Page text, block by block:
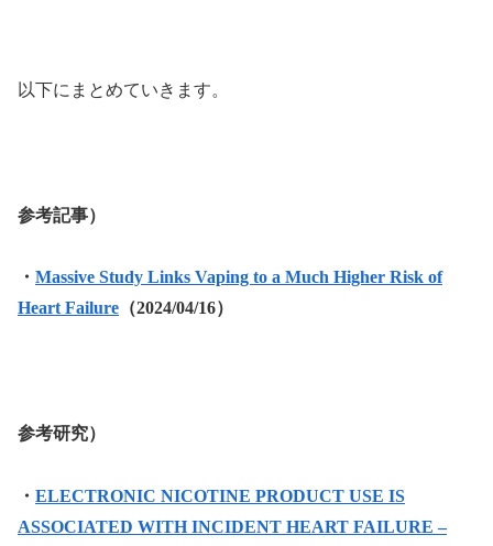
以下にまとめていきます。
参考記事）
・ Massive Study Links Vaping to a Much Higher Risk of
Heart Failure （2024/04/16）
参考研究）
・ ELECTRONIC NICOTINE PRODUCT USE IS
ASSOCIATED WITH INCIDENT HEART FAILURE –